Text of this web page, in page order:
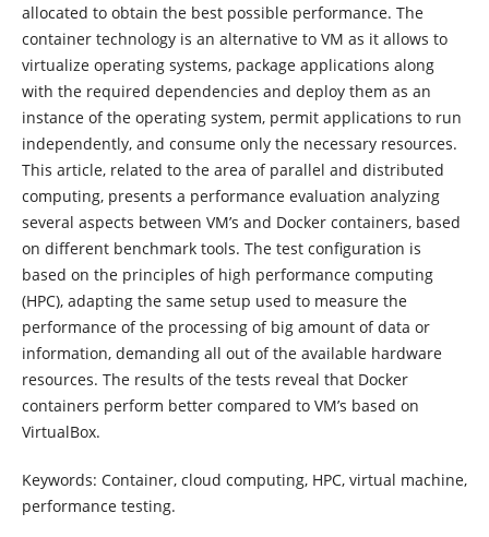
allocated to obtain the best possible performance. The
container technology is an alternative to VM as it allows to
virtualize operating systems, package applications along
with the required dependencies and deploy them as an
instance of the operating system, permit applications to run
independently, and consume only the necessary resources.
This article, related to the area of parallel and distributed
computing, presents a performance evaluation analyzing
several aspects between VM’s and Docker containers, based
on different benchmark tools. The test configuration is
based on the principles of high performance computing
(HPC), adapting the same setup used to measure the
performance of the processing of big amount of data or
information, demanding all out of the available hardware
resources. The results of the tests reveal that Docker
containers perform better compared to VM’s based on
VirtualBox.
Keywords: Container, cloud computing, HPC, virtual machine,
performance testing.